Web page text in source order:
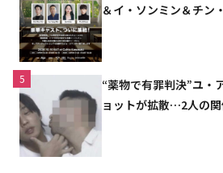
＆イ・ソンミン＆チン
5
“薬物で有罪判決”ユ・
ョットが拡散…2人の